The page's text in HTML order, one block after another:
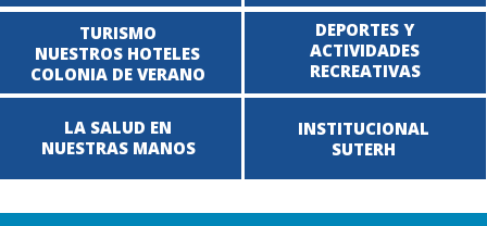
TURISMO
NUESTROS HOTELES
COLONIA DE VERANO
DEPORTES Y
ACTIVIDADES
RECREATIVAS
LA SALUD EN
NUESTRAS MANOS
INSTITUCIONAL
SUTERH